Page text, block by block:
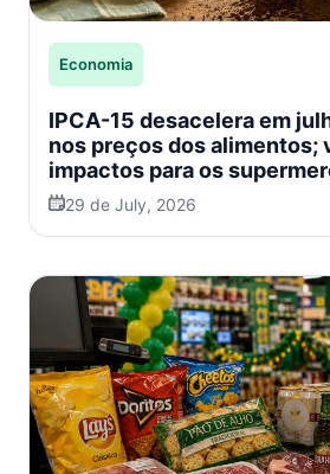
Economia
IPCA-15 desacelera em
nos preços dos alimentos;
impactos para os
29 de July, 2026